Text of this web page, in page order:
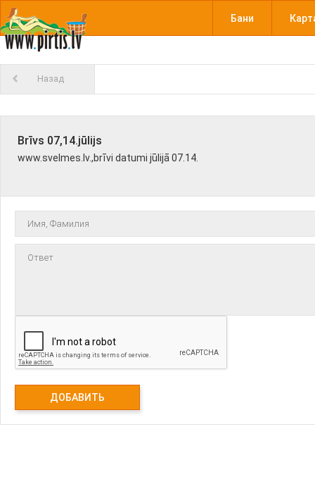
Бани
Назад
Brīvs 07,14.jūlijs
www.svelmes.lv.,brīvi datumi jūlijā 07.14.